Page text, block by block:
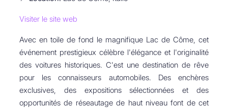
Visiter le site web
Avec en toile de fond le magnifique Lac de Côme, cet
événement prestigieux célèbre l'élégance et l'originalité
des voitures historiques. C'est une destination de rêve
pour les connaisseurs automobiles. Des enchères
exclusives, des expositions sélectionnées et des
opportunités de réseautage de haut niveau font de cet